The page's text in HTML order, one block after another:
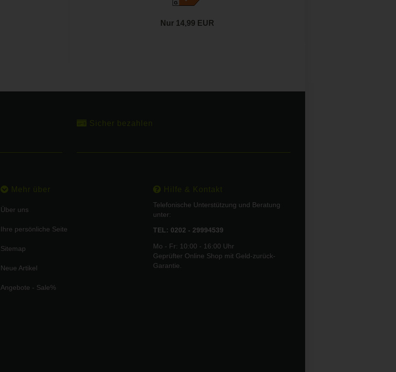
G
Nur 14,99 EUR
Sicher bezahlen
Mehr über
Über uns
Ihre persönliche Seite
Sitemap
Neue Artikel
Angebote - Sale%
Hilfe & Kontakt
Telefonische Unterstützung und Beratung
unter:
TEL: 0202 - 29994539
Mo - Fr: 10:00 - 16:00 Uhr
Geprüfter Online Shop mit Geld-zurück-
Garantie.